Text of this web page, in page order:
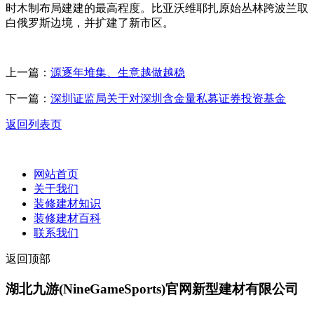
时木制布局建建的最高程度。比亚沃维耶扎原始丛林跨波兰取
白俄罗斯边境，并扩建了新市区。
上一篇： 源逐年堆集、生意越做越稳
下一篇： 深圳证监局关于对深圳含金量私募证券投资基金
返回列表页
网站首页
关于我们
装修建材知识
装修建材百科
联系我们
返回顶部
湖北九游(NineGameSports)官网新型建材有限公司